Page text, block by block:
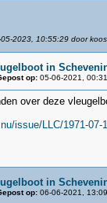
2023, 10:55:29 door
in
op:05-06-2021,
over deze
issue/LLC/1971-07-
in
op:06-06-2021,